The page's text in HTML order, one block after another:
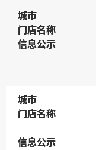
城市
城市
门店名称
门店名称
信息公示
信息公示
城市
城市
门店名称
门店名称
信息公示
信息公示